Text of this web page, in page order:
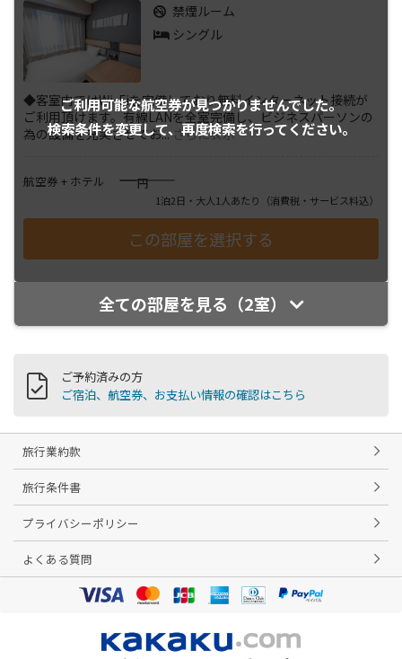
ご利用可能な航空券が見つかりませんでした。
検索条件を変更して、再度検索を行ってください。
禁煙ルーム
シングル
◆客室内ではWi-Fiを完備しており無料インターネット接続が
ご利用頂けます。有線LANを全室完備し、ビジネスパーソンの
為の設備を充実させてお...さらに表示
航空券 + ホテル ――――円
1泊2日・大人1人あたり （消費税・サービス料込）
全ての部屋を見る（2室）
ご予約済みの方
ご宿泊、航空券、お支払い情報の確認はこちら
旅行業約款
旅行条件書
プライバシーポリシー
よくある質問